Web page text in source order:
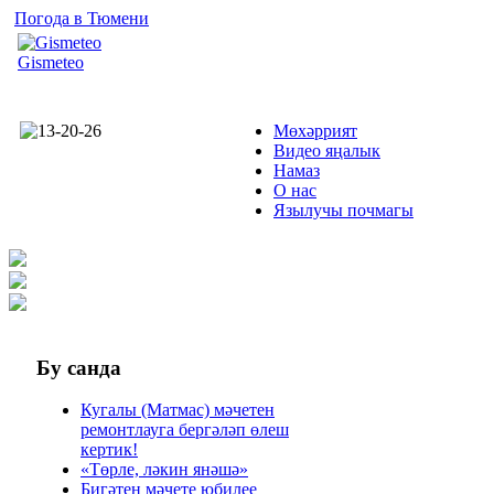
Погода в Тюмени
Gismeteo
Мөхәррият
Видео яңалык
Намаз
О нас
Язылучы почмагы
Бу санда
Кугалы (Матмас) мәчетен
ремонтлауга бергәләп өлеш
кертик!
«Төрле, ләкин янәшә»
Бигәтен мәчете юбилее